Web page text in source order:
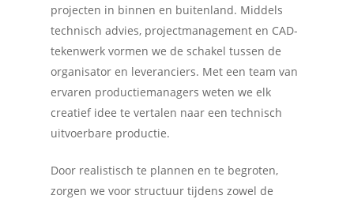
projecten in binnen en buitenland. Middels
technisch advies, projectmanagement en CAD-
tekenwerk vormen we de schakel tussen de
organisator en leveranciers. Met een team van
ervaren productiemanagers weten we elk
creatief idee te vertalen naar een technisch
uitvoerbare productie.
Door realistisch te plannen en te begroten,
zorgen we voor structuur tijdens zowel de